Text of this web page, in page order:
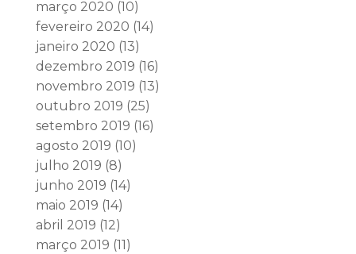
março 2020 (10)
fevereiro 2020 (14)
janeiro 2020 (13)
dezembro 2019 (16)
novembro 2019 (13)
outubro 2019 (25)
setembro 2019 (16)
agosto 2019 (10)
julho 2019 (8)
junho 2019 (14)
maio 2019 (14)
abril 2019 (12)
março 2019 (11)